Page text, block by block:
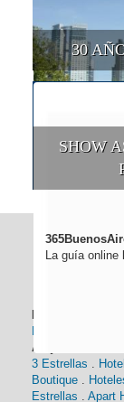
30
SHOW
La guía online
Alojamiento:
3 Estrellas .
Boutique .
Estrellas . Apart